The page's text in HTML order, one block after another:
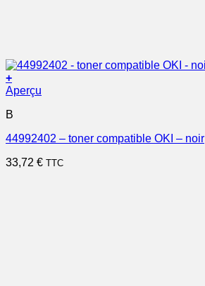
+
Aperçu
B
44992402 – toner compatible OKI – noir
33,72 € TTC